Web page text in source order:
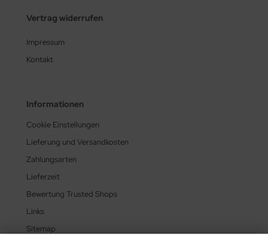
Vertrag widerrufen
Impressum
Kontakt
Informationen
Cookie Einstellungen
Lieferung und Versandkosten
Zahlungsarten
Lieferzeit
Bewertung Trusted Shops
Links
Sitemap